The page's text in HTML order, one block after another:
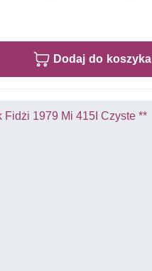
Dodaj do koszyka